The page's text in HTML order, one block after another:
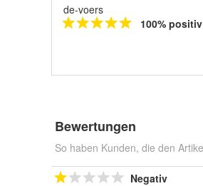
de-voers
100% positiv
Bewertungen
So haben Kunden, die den
Negativ